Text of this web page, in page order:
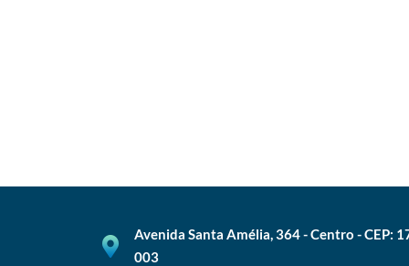
Avenida Santa Amélia, 364 - Centro - CEP:
003